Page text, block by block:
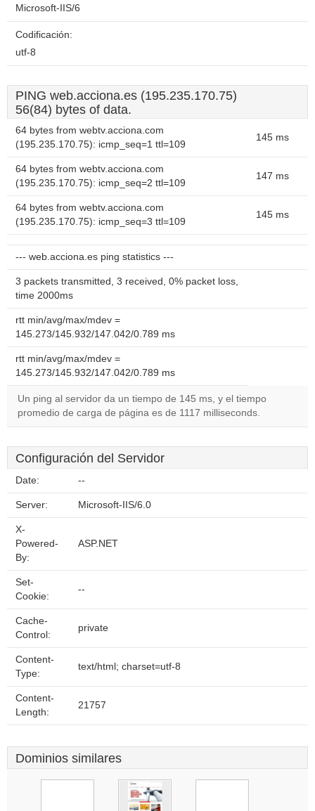
Microsoft-IIS/6
Codificación:
utf-8
PING web.acciona.es (195.235.170.75)
56(84) bytes of data.
64 bytes from webtv.acciona.com
(195.235.170.75): icmp_seq=1 ttl=109
145 ms
64 bytes from webtv.acciona.com
(195.235.170.75): icmp_seq=2 ttl=109
147 ms
64 bytes from webtv.acciona.com
(195.235.170.75): icmp_seq=3 ttl=109
145 ms
--- web.acciona.es ping statistics ---
3 packets transmitted, 3 received, 0% packet loss,
time 2000ms
rtt min/avg/max/mdev =
145.273/145.932/147.042/0.789 ms
rtt min/avg/max/mdev =
145.273/145.932/147.042/0.789 ms
Un ping al servidor da un tiempo de 145 ms, y el tiempo
promedio de carga de página es de 1117 milliseconds.
Configuración del Servidor
Date: --
Server: Microsoft-IIS/6.0
X-
Powered-
By:
ASP.NET
Set-
Cookie:
--
Cache-
Control:
private
Content-
Type:
text/html; charset=utf-8
Content-
Length:
21757
Dominios similares